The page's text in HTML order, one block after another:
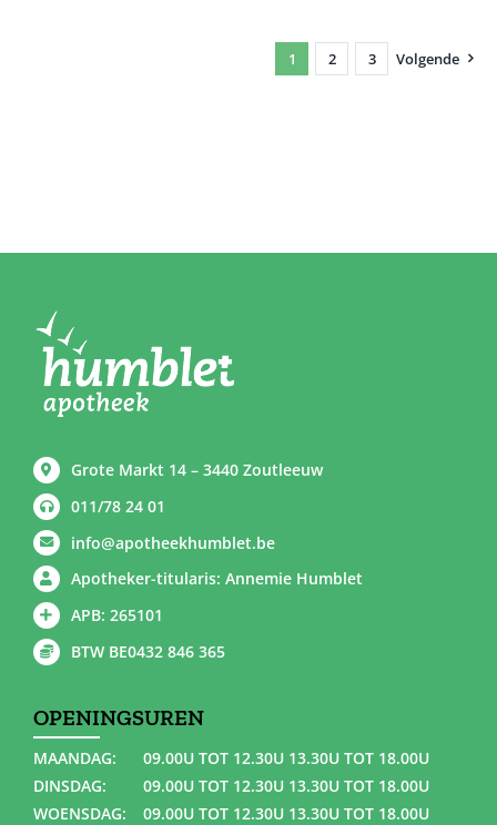
1 2 3 Volgende
Grote Markt 14 – 3440 Zoutleeuw
011/78 24 01
info@apotheekhumblet.be
Apotheker-titularis: Annemie Humblet
APB: 265101
BTW BE0432 846 365
OPENINGSUREN
MAANDAG:
09.00U TOT 12.30U 13.30U TOT 18.00U
DINSDAG:
09.00U TOT 12.30U 13.30U TOT 18.00U
WOENSDAG:
09.00U TOT 12.30U 13.30U TOT 18.00U